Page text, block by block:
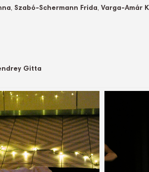
, Szabó-Schermann Frida, Varga-Amár
Gitta